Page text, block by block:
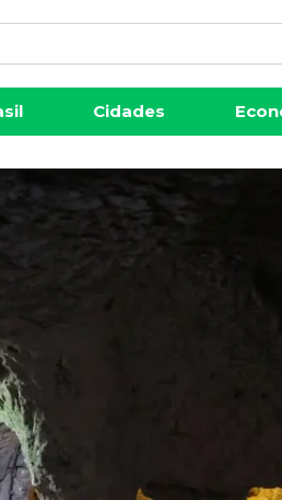
Cidades